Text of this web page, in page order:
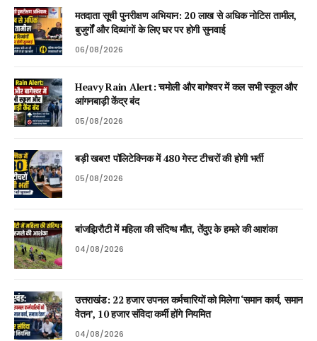
मतदाता सूची पुनरीक्षण अभियान: 20 लाख से अधिक नोटिस तामील,
बुजुर्गों और दिव्यांगों के लिए घर पर होगी सुनवाई
06/08/2026
Heavy Rain Alert: चमोली और बागेश्वर में कल सभी स्कूल और
आंगनबाड़ी केंद्र बंद
05/08/2026
बड़ी खबर! पॉलिटेक्निक में 480 गेस्ट टीचरों की होगी भर्ती
05/08/2026
बांजझिरौटी में महिला की संदिग्ध मौत, तेंदुए के हमले की आशंका
04/08/2026
उत्तराखंड: 22 हजार उपनल कर्मचारियों को मिलेगा ‘समान कार्य, समान
वेतन’, 10 हजार संविदा कर्मी होंगे नियमित
04/08/2026